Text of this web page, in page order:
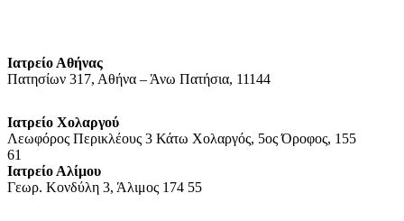
Ιατρείο Αθήνας
Πατησίων 317, Αθήνα – Άνω Πατήσια, 11144
Ιατρείο Χολαργού
Λεωφόρος Περικλέους 3 Κάτω Χολαργός, 5ος Όροφος, 155
61
Ιατρείο Αλίμου
Γεωρ. Κονδύλη 3, Άλιμος 174 55